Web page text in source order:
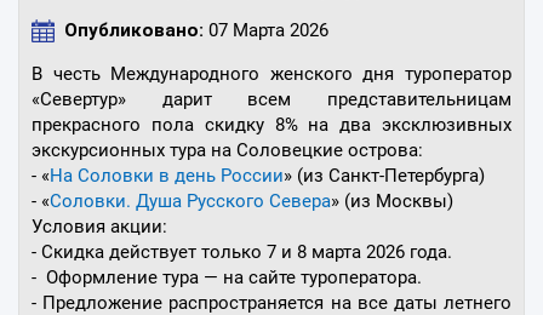
Опубликовано: 07 Марта 2026
В честь Международного женского дня туроператор
«Севертур» дарит всем представительницам
прекрасного пола скидку 8% на два эксклюзивных
экскурсионных тура на Соловецкие острова:
- «На Соловки в день России» (из Санкт-Петербурга)
- «Соловки. Душа Русского Севера» (из Москвы)
Условия акции:
- Скидка действует только 7 и 8 марта 2026 года.
- Оформление тура — на сайте туроператора.
- Предложение распространяется на все даты летнего